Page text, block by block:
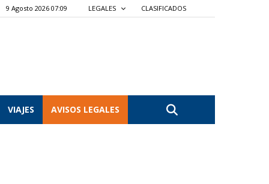
9 Agosto 2026 07:09 LEGALES CLASIFICADOS
VIAJES AVISOS LEGALES